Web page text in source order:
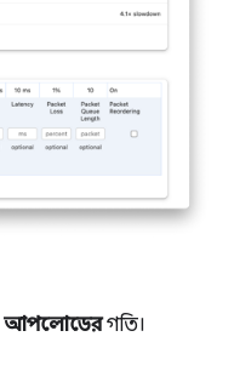
আপলোডেরগতি।